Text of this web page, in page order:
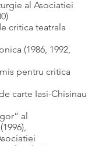
al Asociatiei
critica teatrala
(1986, 1992,
pentru critica
carte Iasi-Chisinau
al